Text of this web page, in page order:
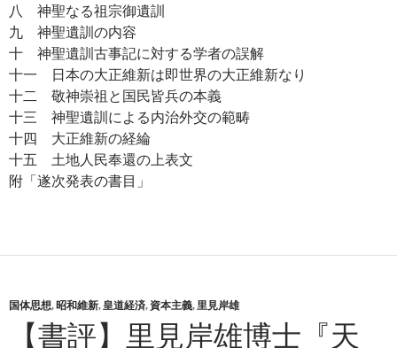
八 神聖なる祖宗御遺訓
九 神聖遺訓の内容
十 神聖遺訓古事記に対する学者の誤解
十一 日本の大正維新は即世界の大正維新なり
十二 敬神崇祖と国民皆兵の本義
十三 神聖遺訓による内治外交の範畴
十四 大正維新の経綸
十五 土地人民奉還の上表文
附「遂次発表の書目」
国体思想,昭和維新, 皇道経済,資本主義, 里見岸雄
【書評】里見岸雄博士『天